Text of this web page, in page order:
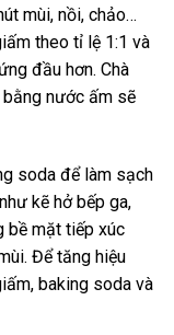
mùi, nồi, chảo…
theo tỉ lệ 1:1 và
đầu hơn. Chà
nước ấm sẽ
soda để làm sạch
kẽ hở bếp ga,
bề mặt tiếp xúc
Để tăng hiệu
baking soda và